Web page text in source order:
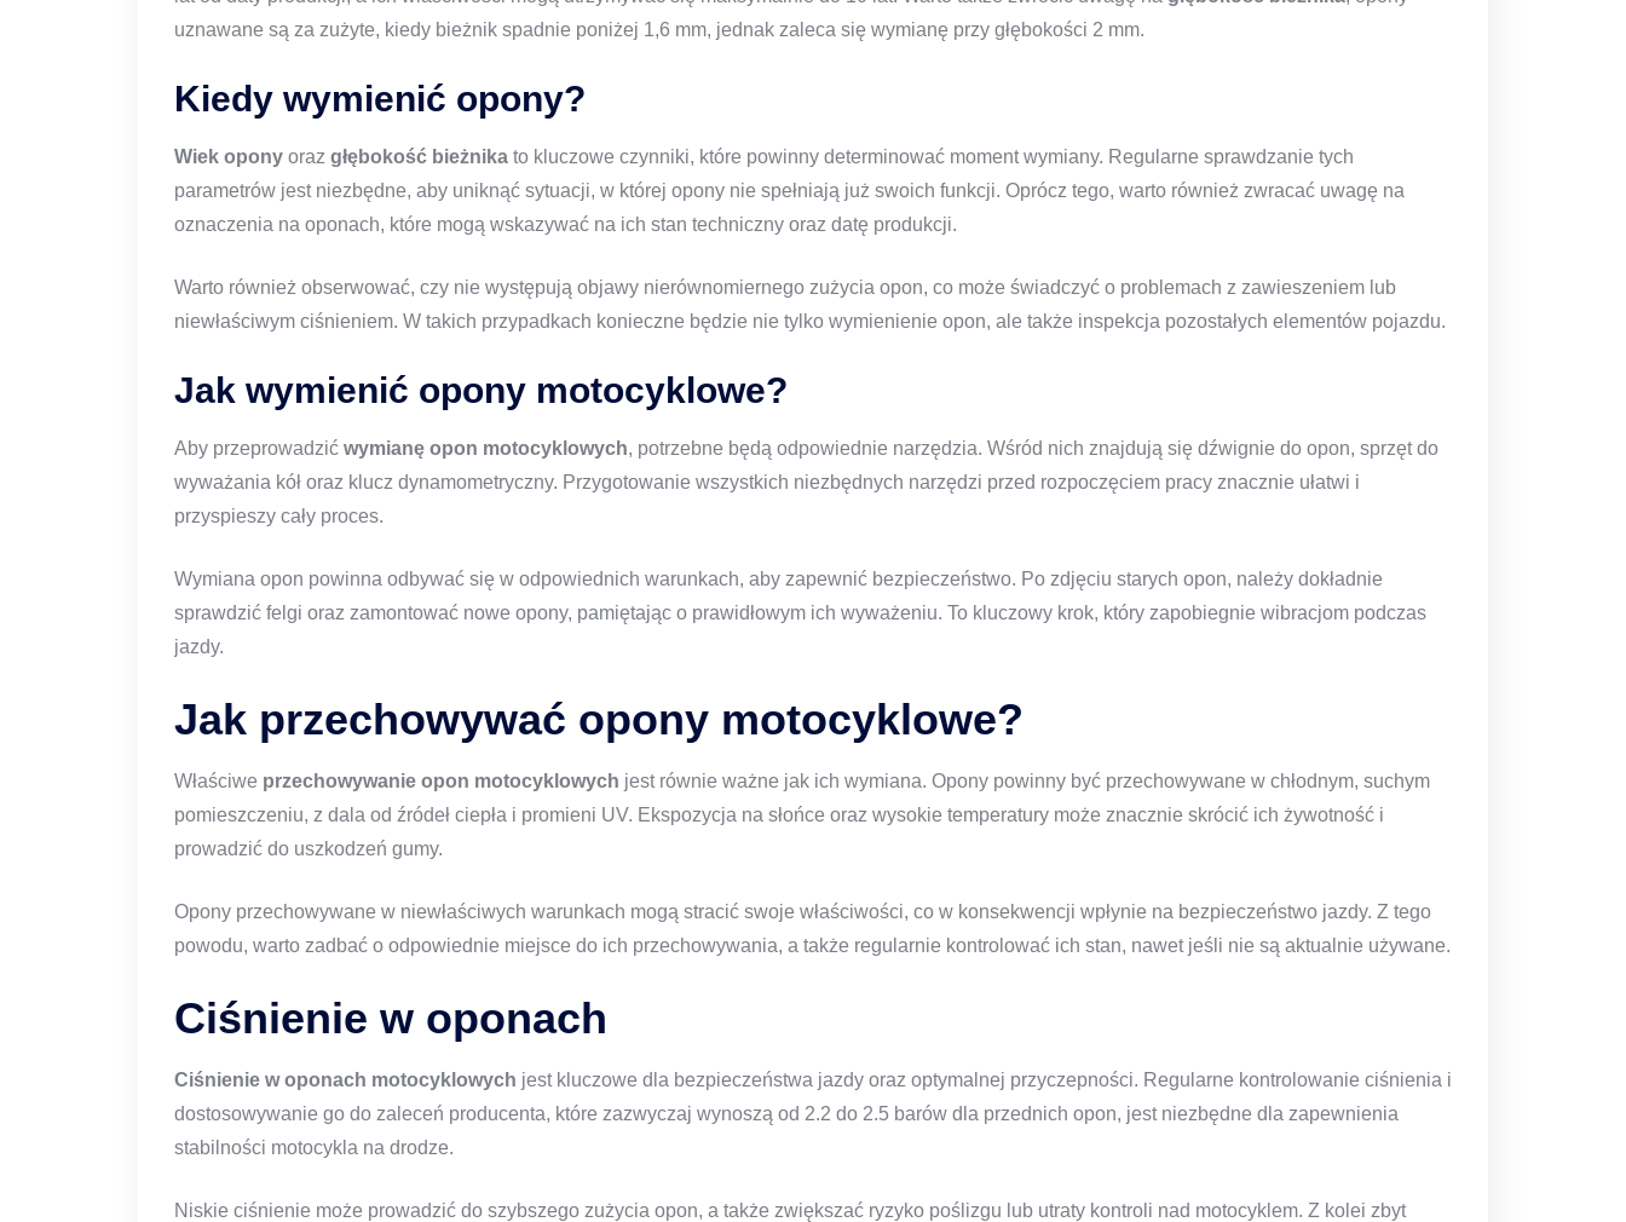
uznawane są za zużyte, kiedy bieżnik spadnie poniżej 1,6 mm, jednak zaleca się wymianę przy głębokości 2 mm.
Kiedy wymienić opony?
Wiek opony oraz głębokość bieżnika to kluczowe czynniki, które powinny determinować moment wymiany. Regularne sprawdzanie tych
parametrów jest niezbędne, aby uniknąć sytuacji, w której opony nie spełniają już swoich funkcji. Oprócz tego, warto również zwracać uwagę na
oznaczenia na oponach, które mogą wskazywać na ich stan techniczny oraz datę produkcji.
Warto również obserwować, czy nie występują objawy nierównomiernego zużycia opon, co może świadczyć o problemach z zawieszeniem lub
niewłaściwym ciśnieniem. W takich przypadkach konieczne będzie nie tylko wymienienie opon, ale także inspekcja pozostałych elementów pojazdu.
Jak wymienić opony motocyklowe?
Aby przeprowadzić wymianę opon motocyklowych, potrzebne będą odpowiednie narzędzia. Wśród nich znajdują się dźwignie do opon, sprzęt do
wyważania kół oraz klucz dynamometryczny. Przygotowanie wszystkich niezbędnych narzędzi przed rozpoczęciem pracy znacznie ułatwi i
przyspieszy cały proces.
Wymiana opon powinna odbywać się w odpowiednich warunkach, aby zapewnić bezpieczeństwo. Po zdjęciu starych opon, należy dokładnie
sprawdzić felgi oraz zamontować nowe opony, pamiętając o prawidłowym ich wyważeniu. To kluczowy krok, który zapobiegnie wibracjom podczas
jazdy.
Jak przechowywać opony motocyklowe?
Właściwe przechowywanie opon motocyklowych jest równie ważne jak ich wymiana. Opony powinny być przechowywane w chłodnym, suchym
pomieszczeniu, z dala od źródeł ciepła i promieni UV. Ekspozycja na słońce oraz wysokie temperatury może znacznie skrócić ich żywotność i
prowadzić do uszkodzeń gumy.
Opony przechowywane w niewłaściwych warunkach mogą stracić swoje właściwości, co w konsekwencji wpłynie na bezpieczeństwo jazdy. Z tego
powodu, warto zadbać o odpowiednie miejsce do ich przechowywania, a także regularnie kontrolować ich stan, nawet jeśli nie są aktualnie używane.
Ciśnienie w oponach
Ciśnienie w oponach motocyklowych jest kluczowe dla bezpieczeństwa jazdy oraz optymalnej przyczepności. Regularne kontrolowanie ciśnienia i
dostosowywanie go do zaleceń producenta, które zazwyczaj wynoszą od 2.2 do 2.5 barów dla przednich opon, jest niezbędne dla zapewnienia
stabilności motocykla na drodze.
Niskie ciśnienie może prowadzić do szybszego zużycia opon, a także zwiększać ryzyko poślizgu lub utraty kontroli nad motocyklem. Z kolei zbyt